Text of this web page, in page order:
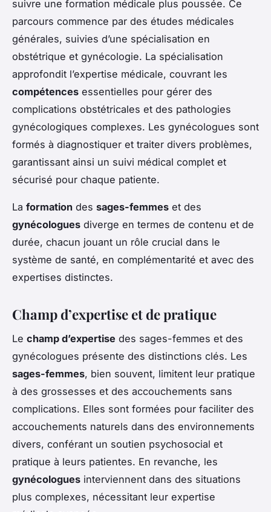
suivre une formation médicale plus poussée. Ce
parcours commence par des études médicales
générales, suivies d’une spécialisation en
obstétrique et gynécologie. La spécialisation
approfondit l’expertise médicale, couvrant les
compétences essentielles pour gérer des
complications obstétricales et des pathologies
gynécologiques complexes. Les gynécologues sont
formés à diagnostiquer et traiter divers problèmes,
garantissant ainsi un suivi médical complet et
sécurisé pour chaque patiente.
La formation des sages-femmes et des
gynécologues diverge en termes de contenu et de
durée, chacun jouant un rôle crucial dans le
système de santé, en complémentarité et avec des
expertises distinctes.
Champ d’expertise et de pratique
Le champ d’expertise des sages-femmes et des
gynécologues présente des distinctions clés. Les
sages-femmes, bien souvent, limitent leur pratique
à des grossesses et des accouchements sans
complications. Elles sont formées pour faciliter des
accouchements naturels dans des environnements
divers, conférant un soutien psychosocial et
pratique à leurs patientes. En revanche, les
gynécologues interviennent dans des situations
plus complexes, nécessitant leur expertise